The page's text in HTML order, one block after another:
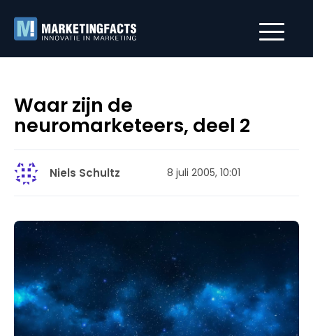
Waar zijn de
neuromarketeers, deel 2
Niels Schultz 8 juli 2005, 10:01